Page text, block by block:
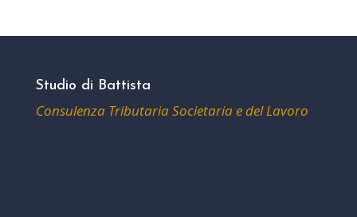
Studio di Battista
Consulenza Tributaria Societaria e del Lavoro